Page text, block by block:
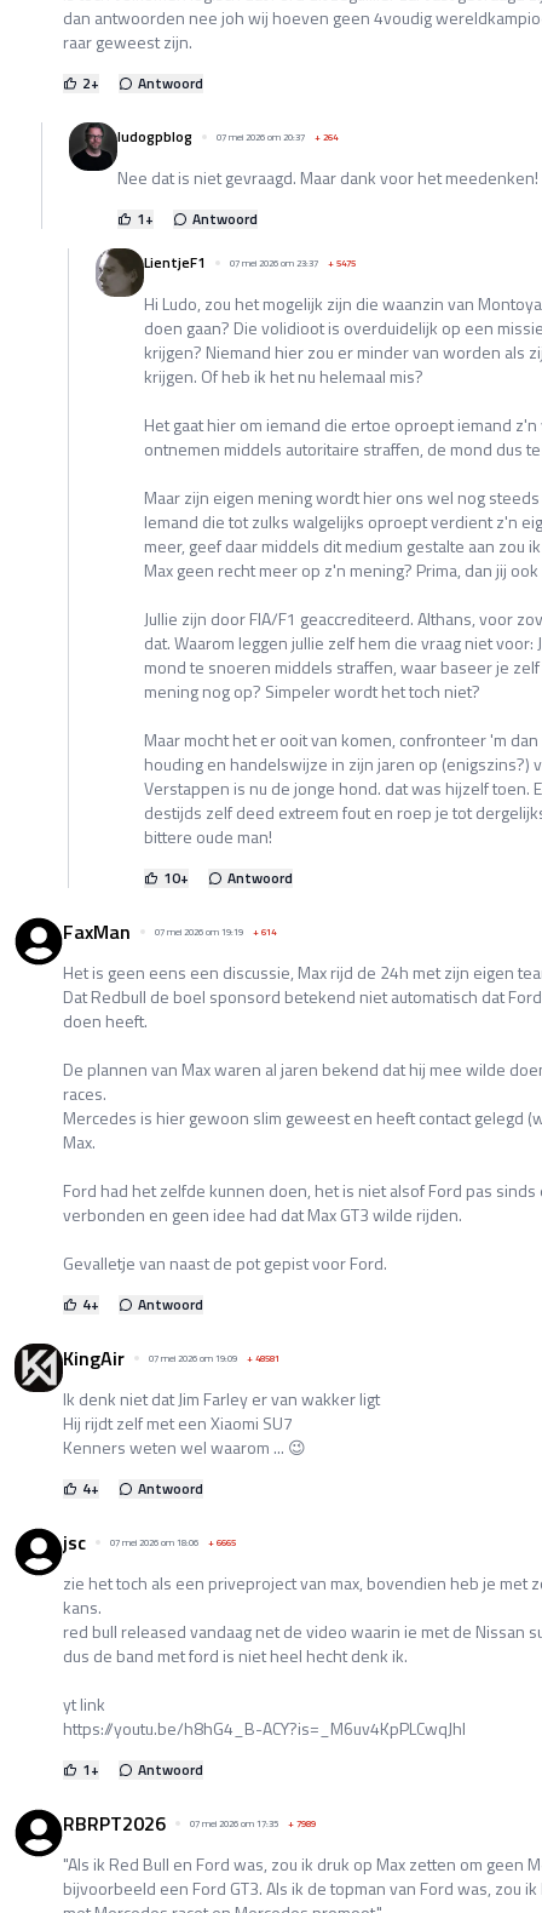
dan antwoorden nee joh wij hoeven geen 4voudig
raar geweest zijn.
2+ Antwoord
ludogpblog 07 mei 2026 om 20:37 +264
Nee dat is niet gevraagd. Maar dank voor het meedenken!
1+
Antwoord
LientjeF1
07 mei 2026 om 23:37 +5475
Hi Ludo, zou het mogelijk zijn die waanzin van
doen gaan? Die volidioot is overduidelijk op een
krijgen? Niemand hier zou er minder van worden als
krijgen. Of heb ik het nu helemaal mis?
Het gaat hier om iemand die ertoe oproept iemand
ontnemen middels autoritaire straffen, de mond dus
Maar zijn eigen mening wordt hier ons wel nog
Iemand die tot zulks walgelijks oproept verdient z'n
meer, geef daar middels dit medium gestalte aan zou
Max geen recht meer op z'n mening? Prima, dan jij
Jullie zijn door FIA/F1 geaccrediteerd. Althans, voor
dat. Waarom leggen jullie zelf hem die vraag niet voor:
mond te snoeren middels straffen, waar baseer je
mening nog op? Simpeler wordt het toch niet?
Maar mocht het er ooit van komen, confronteer 'm
houding en handelswijze in zijn jaren op (enigszins?)
Verstappen is nu de jonge hond. dat was hijzelf toen.
destijds zelf deed extreem fout en roep je tot
bittere oude man!
10+ Antwoord
FaxMan 07 mei 2026 om 19:19 +614
Het is geen eens een discussie, Max rijd de 24h met zijn eigen
Dat Redbull de boel sponsord betekend niet automatisch dat
doen heeft.
De plannen van Max waren al jaren bekend dat hij mee wilde
races.
Mercedes is hier gewoon slim geweest en heeft contact gelegd
Max.
Ford had het zelfde kunnen doen, het is niet alsof Ford pas
verbonden en geen idee had dat Max GT3 wilde rijden.
Gevalletje van naast de pot gepist voor Ford.
4+ Antwoord
KingAir 07 mei 2026 om 19:09 +48581
Ik denk niet dat Jim Farley er van wakker ligt
Hij rijdt zelf met een Xiaomi SU7
Kenners weten wel waarom ... 😉
4+ Antwoord
jsc 07 mei 2026 om 18:06 +6665
zie het toch als een priveproject van max, bovendien heb je met
kans.
red bull released vandaag net de video waarin ie met de Nissan
dus de band met ford is niet heel hecht denk ik.
yt link
https://youtu.be/h8hG4_B-ACY?is=_M6uv4KpPLCwqJhI
1+ Antwoord
RBRPT2026 07 mei 2026 om 17:35 +7989
"Als ik Red Bull en Ford was, zou ik druk op Max zetten om geen
bijvoorbeeld een Ford GT3. Als ik de topman van Ford was, zou